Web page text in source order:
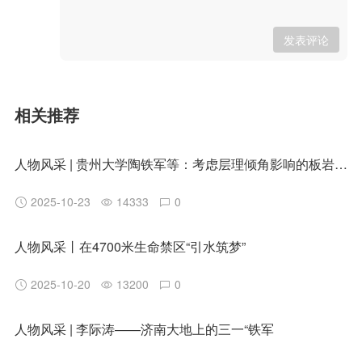
发表评论
相关推荐
人物风采 | 贵州大学陶铁军等：考虑层理倾角影响的板岩掏槽角度最优设计研究
2025-10-23 14333 0
人物风采丨在4700米生命禁区“引水筑梦”
2025-10-20 13200 0
人物风采 | 李际涛——济南大地上的三一“铁军